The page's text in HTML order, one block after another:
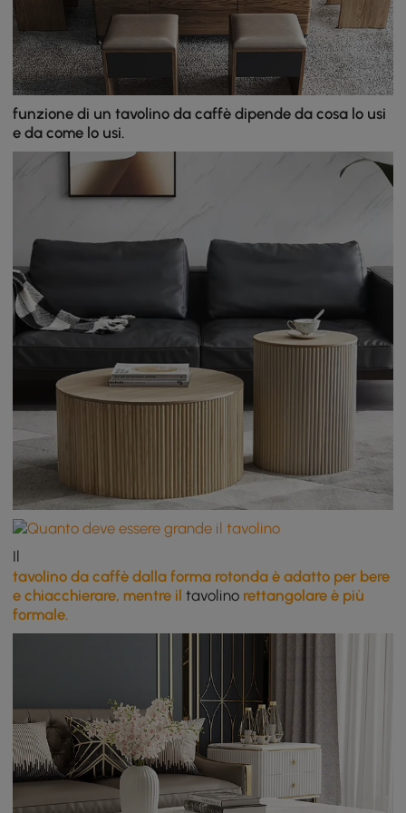
funzione di un tavolino da caffè dipende da cosa lo usi
e da come lo usi.
Il
tavolino da caffè dalla forma rotonda è adatto per bere
e chiacchierare, mentre il tavolino rettangolare è più
formale.